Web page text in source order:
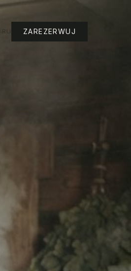
ZAREZERWUJ